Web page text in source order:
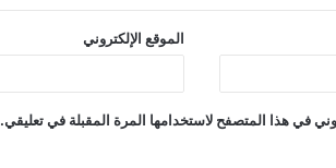
الموقع الإلكتروني
في هذا المتصفح لاستخدامها المرة المقبلة في تعليقي.